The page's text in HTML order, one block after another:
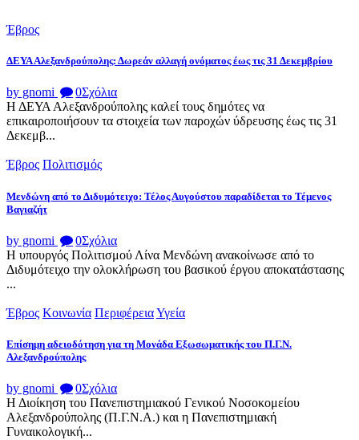
Έβρος
ΔΕΥΑ Αλεξανδρούπολης: Δωρεάν αλλαγή ονόματος έως τις 31 Δεκεμβρίου
by gnomi 0Σχόλια
Η ΔΕΥΑ Αλεξανδρούπολης καλεί τους δημότες να
επικαιροποιήσουν τα στοιχεία των παροχών ύδρευσης έως τις 31
Δεκεμβ...
Έβρος Πολιτισμός
Μενδώνη από το Διδυμότειχο: Τέλος Αυγούστου παραδίδεται το Τέμενος
Βαγιαζήτ
by gnomi 0Σχόλια
Η υπουργός Πολιτισμού Λίνα Μενδώνη ανακοίνωσε από το
Διδυμότειχο την ολοκλήρωση του βασικού έργου αποκατάστασης
...
Έβρος Κοινωνία ΠεριφέρειαΥγεία
Επίσημη αδειοδότηση για τη Μονάδα Εξωσωματικής του Π.Γ.Ν.
Αλεξανδρούπολης
by gnomi 0Σχόλια
Η Διοίκηση του Πανεπιστημιακού Γενικού Νοσοκομείου
Αλεξανδρούπολης (Π.Γ.Ν.Α.) και η Πανεπιστημιακή
Γυναικολογική...